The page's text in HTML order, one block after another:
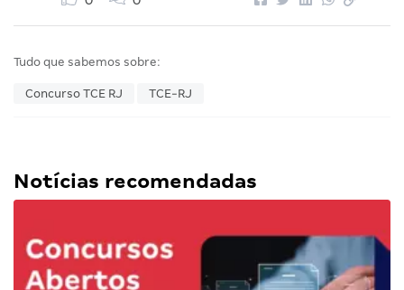
Tudo que sabemos sobre:
Concurso TCE RJ TCE-RJ
Notícias recomendadas